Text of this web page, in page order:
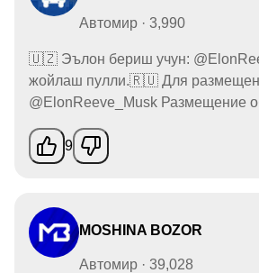
Автомир · 3,990
🇺🇿 Эълон бериш учун:
жойлаш пулли.🇷🇺 Для
@ElonReeve_Musk Размещение
9
MOSHINA BOZOR
Автомир · 39,028